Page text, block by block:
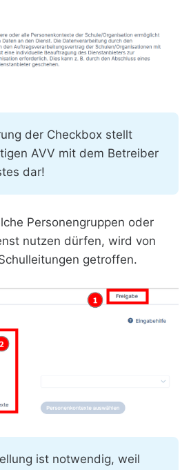
der Checkbox stellt
AVV mit dem Betreiber
dar!
Personengruppen oder
nutzen dürfen, wird von
getroffen.
ist notwendig, weil